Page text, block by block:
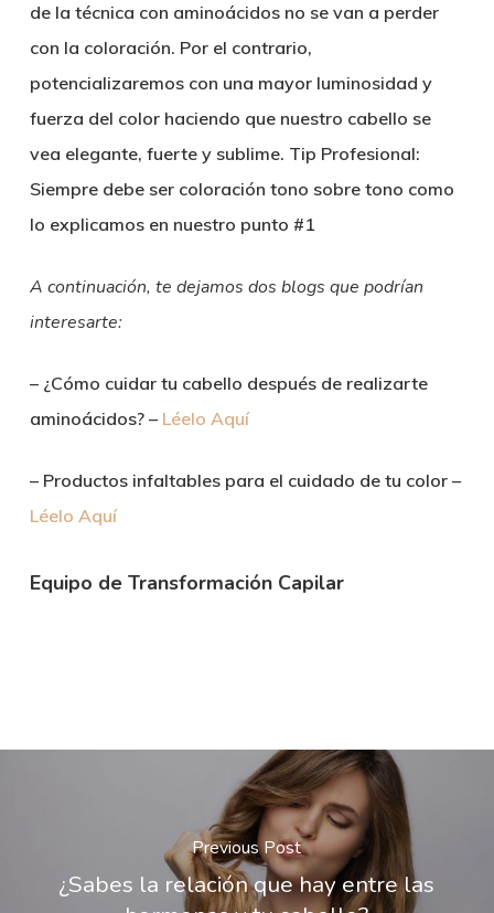
de la técnica con aminoácidos no se van a perder
con la coloración. Por el contrario,
potencializaremos con una mayor luminosidad y
fuerza del color haciendo que nuestro cabello se
vea elegante, fuerte y sublime. Tip Profesional:
Siempre debe ser coloración tono sobre tono como
lo explicamos en nuestro punto #1
A continuación, te dejamos dos blogs que podrían
interesarte:
– ¿Cómo cuidar tu cabello después de realizarte
aminoácidos? – Léelo Aquí
– Productos infaltables para el cuidado de tu color –
Léelo Aquí
Equipo de Transformación Capilar
Previous Post
¿Sabes la relación que hay entre las